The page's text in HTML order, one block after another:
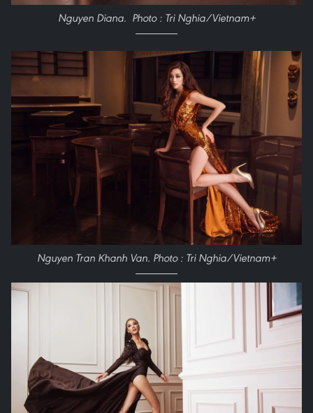
Nguyen Diana. Photo : Tri Nghia/Vietnam+
Nguyen Tran Khanh Van. Photo : Tri Nghia/Vietnam+